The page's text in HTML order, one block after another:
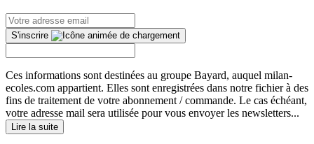
S'inscrire
Ces informations sont destinées au groupe Bayard, auquel milan-
ecoles.com appartient. Elles sont enregistrées dans notre fichier à des
fins de traitement de votre abonnement / commande. Le cas échéant,
votre adresse mail sera utilisée pour vous envoyer les newsletters...
Lire la suite